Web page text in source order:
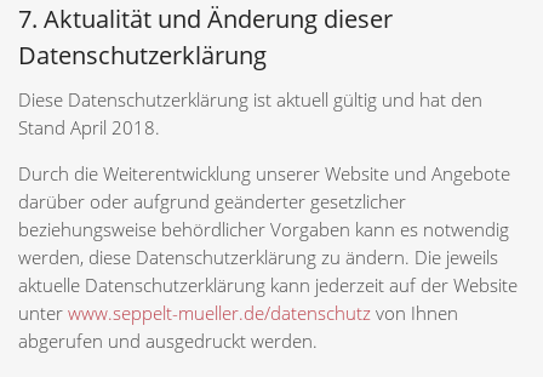
7. Aktualität und Änderung dieser
Datenschutzerklärung
Diese Datenschutzerklärung ist aktuell gültig und hat den
Stand April 2018.
Durch die Weiterentwicklung unserer Website und Angebote
darüber oder aufgrund geänderter gesetzlicher
beziehungsweise behördlicher Vorgaben kann es notwendig
werden, diese Datenschutzerklärung zu ändern. Die jeweils
aktuelle Datenschutzerklärung kann jederzeit auf der Website
unter www.seppelt-mueller.de/datenschutz von Ihnen
abgerufen und ausgedruckt werden.